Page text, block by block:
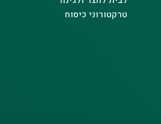
טרקטורוני כיסוח